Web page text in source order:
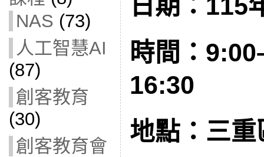
NAS (73)
人工智慧AI
(87)
創客教育
(30)
創客教育會
日期：115
時間：
16:30
地點：三